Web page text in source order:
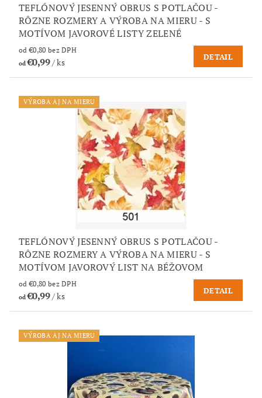
TEFLÓNOVÝ JESENNÝ OBRUS S POTLAČOU -
RÔZNE ROZMERY A VÝROBA NA MIERU - S
MOTÍVOM JAVOROVÉ LISTY ZELENÉ
od €0,80 bez DPH
od€0,99/ ks
DETAIL
VÝROBA AJ NA MIERU
TEFLÓNOVÝ JESENNÝ OBRUS S POTLAČOU -
RÔZNE ROZMERY A VÝROBA NA MIERU - S
MOTÍVOM JAVOROVÝ LIST NA BÉŽOVOM
od €0,80 bez DPH
od€0,99/ ks
DETAIL
VÝROBA AJ NA MIERU